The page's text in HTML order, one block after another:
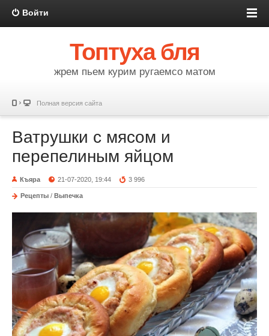
Войти
Топтуха бля
жрем пьем курим ругаемсо матом
Полная версия сайта
Ватрушки с мясом и
перепелиным яйцом
Къяра 21-07-2020, 19:44 3 996
Рецепты / Выпечка